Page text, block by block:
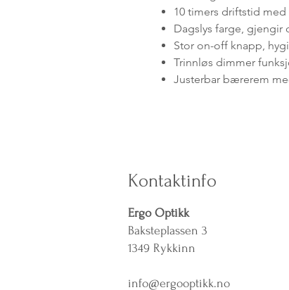
10 timers driftstid med
Dagslys farge, gjengir
Stor on-off knapp,
Trinnløs dimmer
Justerbar bærerem
Kontaktinfo
Ergo Optikk
Baksteplassen 3
1349 Rykkinn
info@ergooptikk.no